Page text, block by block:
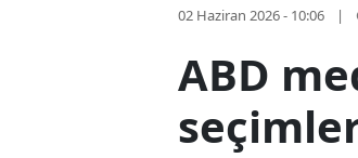
02 Haziran 2026 - 10:06
ABD